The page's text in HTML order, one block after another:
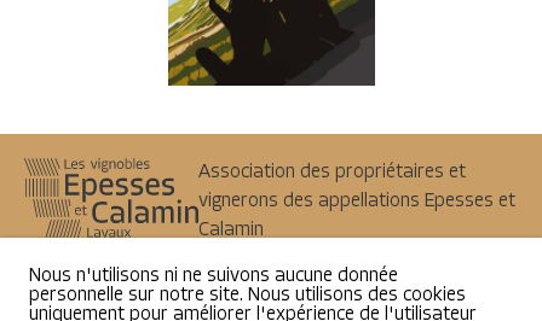
Association des propriétaires et
vignerons des appellations Epesses et
Calamin
info@epesses-calamin.ch
Nous n'utilisons ni ne suivons aucune donnée
personnelle sur notre site. Nous utilisons des cookies
uniquement pour améliorer l'expérience de l'utilisateur